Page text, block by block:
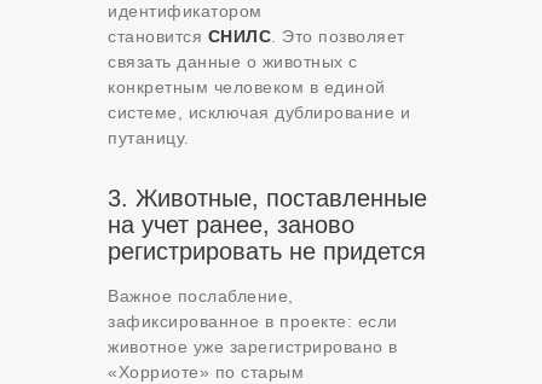
идентификатором
становится СНИЛС . Это позволяет
связать данные о животных с
конкретным человеком в единой
системе, исключая дублирование и
путаницу.
3. Животные, поставленные
на учет ранее, заново
регистрировать не придется
Важное послабление,
зафиксированное в проекте: если
животное уже зарегистрировано в
«Хорриоте» по старым